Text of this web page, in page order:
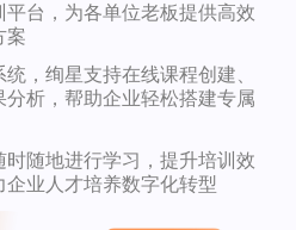
台，为各单位老板提供高效
案
，绚星支持在线课程创建、
分析，帮助企业轻松搭建专属
随地进行学习，提升培训效
业人才培养数字化转型